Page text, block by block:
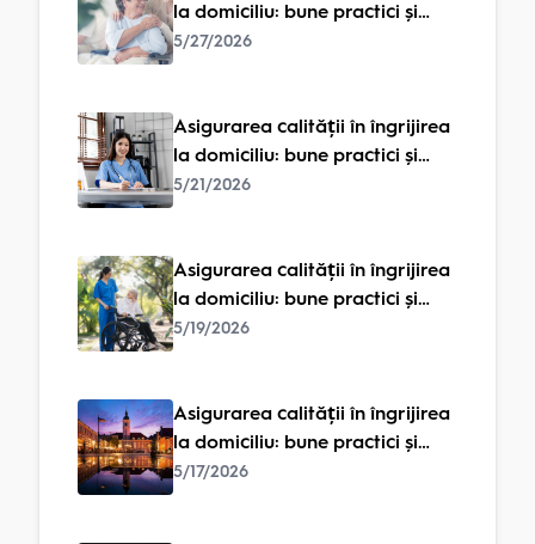
la domiciliu: bune practici și
standarde
5/27/2026
Asigurarea calității în îngrijirea
la domiciliu: bune practici și
standarde
5/21/2026
Asigurarea calității în îngrijirea
la domiciliu: bune practici și
standarde
5/19/2026
Asigurarea calității în îngrijirea
la domiciliu: bune practici și
standarde
5/17/2026